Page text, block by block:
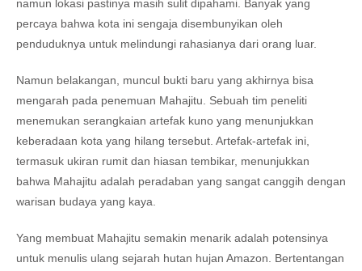
namun lokasi pastinya masih sulit dipahami. Banyak yang
percaya bahwa kota ini sengaja disembunyikan oleh
penduduknya untuk melindungi rahasianya dari orang luar.
Namun belakangan, muncul bukti baru yang akhirnya bisa
mengarah pada penemuan Mahajitu. Sebuah tim peneliti
menemukan serangkaian artefak kuno yang menunjukkan
keberadaan kota yang hilang tersebut. Artefak-artefak ini,
termasuk ukiran rumit dan hiasan tembikar, menunjukkan
bahwa Mahajitu adalah peradaban yang sangat canggih dengan
warisan budaya yang kaya.
Yang membuat Mahajitu semakin menarik adalah potensinya
untuk menulis ulang sejarah hutan hujan Amazon. Bertentangan